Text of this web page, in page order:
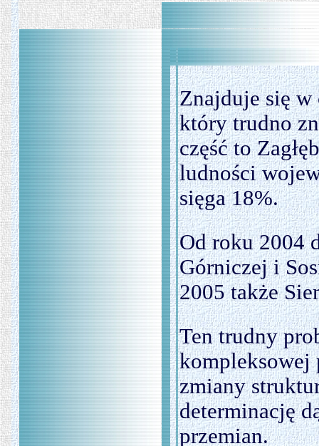
Znajduje się w
który trudno
część to
ludności
sięga 18%.
Od roku 2004
Górniczej i
2005 także
Ten trudny
kompleksowej
zmiany
determinację
przemian.